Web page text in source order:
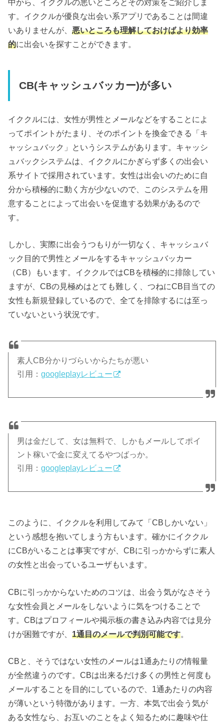
中から、イククルの悪いところとその対策をご紹介しま
す。イククルが優良な出会い系アプリであることは間違
いありませんが、悪いところも理解しておけばより効率
的に出会いを探すことができます。
CB(キャッシュバッカー)が多い
イククルには、女性が男性とメールなどをすることによ
ってポイントがたまり、そのポイントを換金できる「キ
ャッシュバック」というシステムがあります。キャッシ
ュバックシステムは、イククルにかぎらず多くの出会い
系サイトで採用されています。女性は出会いのために自
分から積極的に動く方が少ないので、このシステムを用
意することによって出会いを促進する効果があるので
す。
しかし、実際に出会うつもりが一切なく、キャッシュバ
ック目的で男性とメールをするキャッシュバッカー
（CB）もいます。イククルではCBを積極的に排除してい
ますが、CBの見極めはとても難しく、つねにCB目当ての
女性も新規登録しているので、全てを排除するには至っ
ていないという状況です。
素人CB分かりづらいからたちが悪い
引用：googleplayレビュー
男は金だして、女は無料で、しかもメールしてポイ
ント稼いで金に変えてるやつばっか。
引用：googleplayレビュー
このように、イククルを利用してみて「CBしかいない」
という感想を抱いてしまう方もいます。確かにイククル
にCBがいることは事実ですが、CBに引っかからずに素人
の女性と出会っているユーザもいます。
CBに引っかからないためのコツは、出会う気がなさそう
な女性会員とメールをしないように気をつけることで
す。CBはプロフィールや掲示板の書き込み内容では見分
けが困難ですが、1通目のメールで判別可能です。
CBと、そうではない女性のメールは1通あたりの情報量
が全然違うのです。CBは出来るだけ多くの男性と何度も
メールすることを目的にしているので、1通あたりの内容
が薄いという特徴があります。一方、本気で出会う気が
ある女性なら、お互いのことをよく知るために趣味や仕